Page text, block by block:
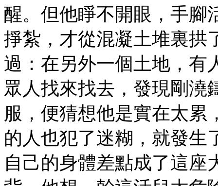
醒。但他睜不開眼，手腳
掙紮，才從混凝土堆裏拱
過：在另外一個土地，有
眾人找來找去，發現剛澆
服，便猜想他是實在太累
的人也犯了迷糊，就發生
自己的身體差點成了這座